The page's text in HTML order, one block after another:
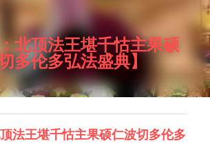
北顶法王堪千怙主果硕
多伦多弘法盛典】
法王堪千怙主果硕仁波切多伦多